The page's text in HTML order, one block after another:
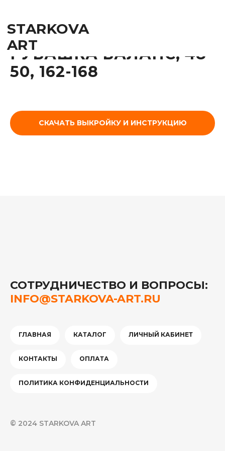
ART
РУБАШКА БАЛАНС, 48-
50, 162-168
СКАЧАТЬ ВЫКРОЙКУ И ИНСТРУКЦИЮ
СОТРУДНИЧЕСТВО И ВОПРОСЫ:
INFO@STARKOVA-ART.RU
ГЛАВНАЯ КАТАЛОГ ЛИЧНЫЙ КАБИНЕТ
КОНТАКТЫ ОПЛАТА
ПОЛИТИКА КОНФИДЕНЦИАЛЬНОСТИ
© 2024 STARKOVA ART